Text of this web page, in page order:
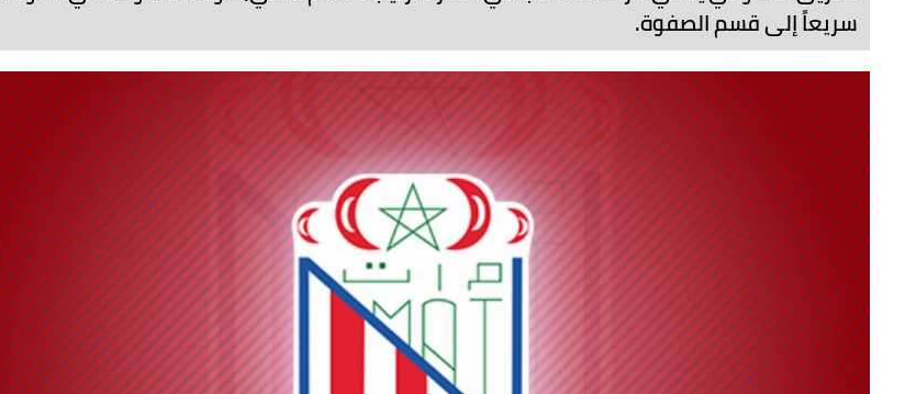
سريعاً إلى قسم الصفوة.